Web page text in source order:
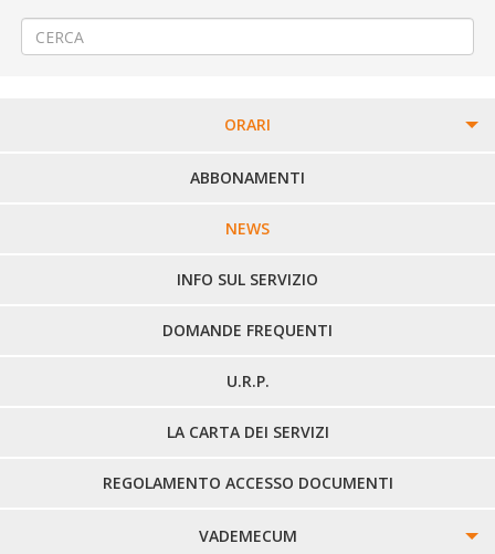
ORARI
PERCORSI URBANI IN BIELLA
LINEE URBANE VERCELLI
LINEE EXTRAURBANE
ABBONAMENTI
NEWS
INFO SUL SERVIZIO
DOMANDE FREQUENTI
U.R.P.
LA CARTA DEI SERVIZI
REGOLAMENTO ACCESSO DOCUMENTI
VADEMECUM